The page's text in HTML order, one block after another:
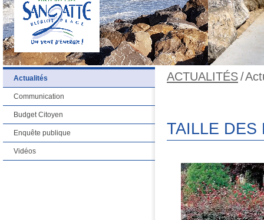
ACTUALITÉS/
TAILLE DES
Actualités
Communication
Budget Citoyen
Enquête publique
Vidéos